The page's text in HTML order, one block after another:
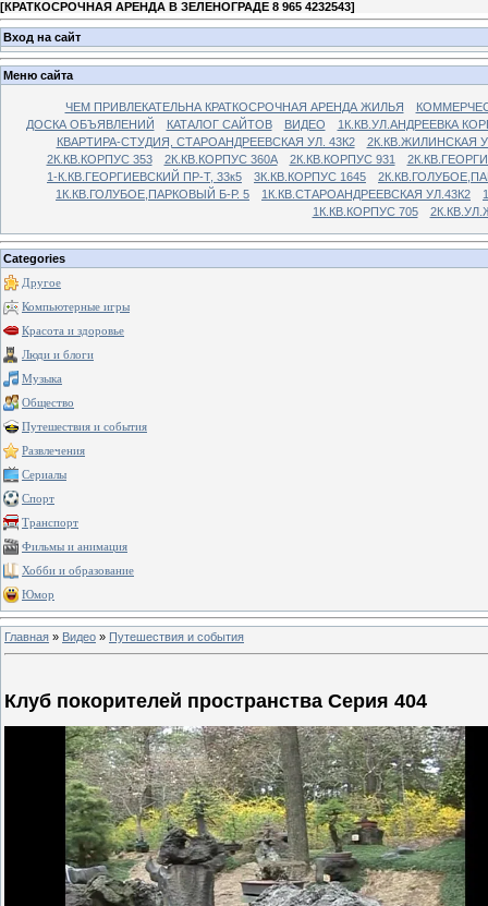
[КРАТКОСРОЧНАЯ АРЕНДА В ЗЕЛЕНОГРАДЕ 8 965 4232543]
Вход на сайт
Меню сайта
ЧЕМ ПРИВЛЕКАТЕЛЬНА КРАТКОСРОЧНАЯ АРЕНДА ЖИЛЬЯ
ДОСКА ОБЪЯВЛЕНИЙ
КАТАЛОГ САЙТОВ ВИДЕО
1К.КВ.УЛ.АНДРЕЕВКА
КВАРТИРА-СТУДИЯ, СТАРОАНДРЕЕВСКАЯ УЛ. 43К2
2К.КВ.ЖИЛИНСКАЯ
2К.КВ.КОРПУС 353
2К.КВ.КОРПУС 360А 2К.КВ.КОРПУС 931
1-К.КВ.ГЕОРГИЕВСКИЙ ПР-Т, 33к5
3К.КВ.КОРПУС 1645
1К.КВ.ГОЛУБОЕ,ПАРКОВЫЙ Б-Р. 5
1К.КВ.СТАРОАНДРЕЕВСКАЯ УЛ.43К2
1К.КВ.КОРПУС 705
Categories
Другое
Компьютерные игры
Красота и здоровье
Люди и блоги
Музыка
Общество
Путешествия и события
Развлечения
Сериалы
Спорт
Транспорт
Фильмы и анимация
Хобби и образование
Юмор
Главная » Видео » Путешествия и события
Клуб покорителей пространства Серия 404